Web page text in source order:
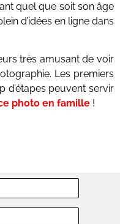
quel que soit son âge
d’idées en ligne dans
très amusant de voir
Les premiers
d’étapes peuvent servir
photo en famille !